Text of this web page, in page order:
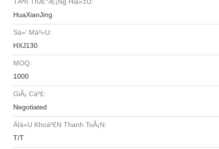
HuaXianJing
Sá»‘ Máº«u:
HXJ130
MOQ:
1000
GiÃ¡ Cáº£:
Negotiated
Äiá»u Khoáº£n Thanh ToÃ¡n:
T/T